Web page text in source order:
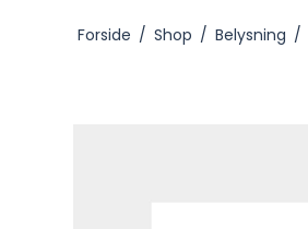
Forside / Shop / Belysning /